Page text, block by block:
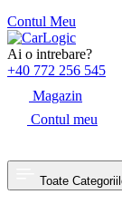
Contul Meu
Skip
to
content
Ai o intrebare?
+40 772 256 545
Magazin
Contul meu
Toate